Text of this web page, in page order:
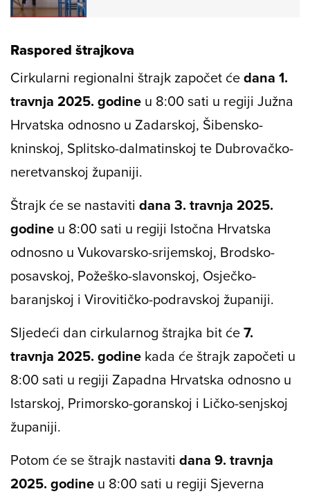
Raspored štrajkova
Cirkularni regionalni štrajk započet ćedana 1.
travnja 2025. godine u 8:00 sati u regiji Južna
Hrvatska odnosno u Zadarskoj, Šibensko-
kninskoj, Splitsko-dalmatinskoj te Dubrovačko-
neretvanskoj županiji.
Štrajk će se nastaviti dana 3. travnja 2025.
godine u 8:00 sati u regiji Istočna Hrvatska
odnosno u Vukovarsko-srijemskoj, Brodsko-
posavskoj, Požeško-slavonskoj, Osječko-
baranjskoj i Virovitičko-podravskoj županiji.
Sljedeći dan cirkularnog štrajka bit će7.
travnja 2025. godine kada će štrajk započeti u
8:00 sati u regiji Zapadna Hrvatska odnosno u
Istarskoj, Primorsko-goranskoj i Ličko-senjskoj
županiji.
Potom će se štrajk nastaviti dana 9. travnja
2025. godine u 8:00 sati u regiji Sjeverna